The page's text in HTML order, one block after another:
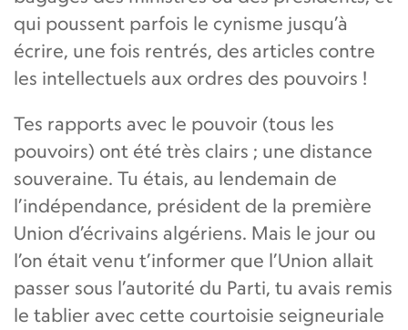
qui poussent parfois le cynisme jusqu’à
écrire, une fois rentrés, des articles contre
les intellectuels aux ordres des pouvoirs !
Tes rapports avec le pouvoir (tous les
pouvoirs) ont été très clairs ; une distance
souveraine. Tu étais, au lendemain de
l’indépendance, président de la première
Union d’écrivains algériens. Mais le jour ou
l’on était venu t’informer que l’Union allait
passer sous l’autorité du Parti, tu avais remis
le tablier avec cette courtoisie seigneuriale